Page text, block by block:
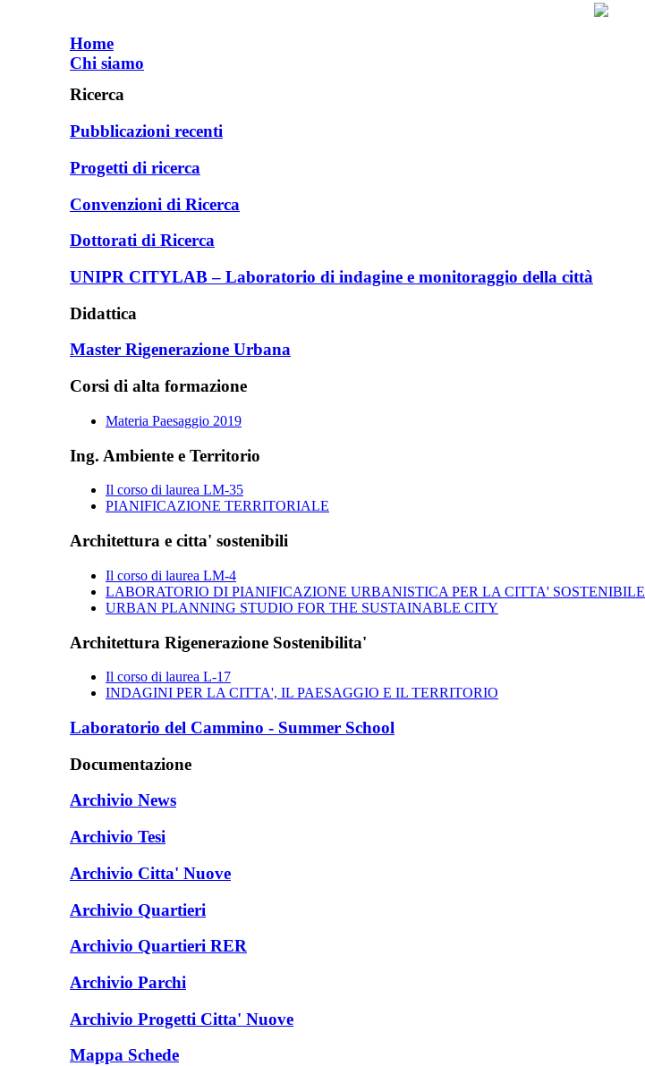
Home
Chi siamo
Ricerca
Pubblicazioni recenti
Progetti di ricerca
Convenzioni di Ricerca
Dottorati di Ricerca
UNIPR CITYLAB – Laboratorio di indagine e monitoraggio della città
Didattica
Master Rigenerazione Urbana
Corsi di alta formazione
Materia Paesaggio 2019
Ing. Ambiente e Territorio
Il corso di laurea LM-35
PIANIFICAZIONE TERRITORIALE
Architettura e citta' sostenibili
Il corso di laurea LM-4
LABORATORIO DI PIANIFICAZIONE URBANISTICA PER LA CITTA' SOSTENIBILE
URBAN PLANNING STUDIO FOR THE SUSTAINABLE CITY
Architettura Rigenerazione Sostenibilita'
Il corso di laurea L-17
INDAGINI PER LA CITTA', IL PAESAGGIO E IL TERRITORIO
Laboratorio del Cammino - Summer School
Documentazione
Archivio News
Archivio Tesi
Archivio Citta' Nuove
Archivio Quartieri
Archivio Quartieri RER
Archivio Parchi
Archivio Progetti Citta' Nuove
Mappa Schede